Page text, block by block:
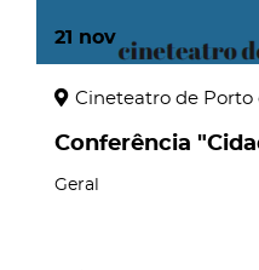
21 nov
Cineteatro de Porto
Conferência
Geral